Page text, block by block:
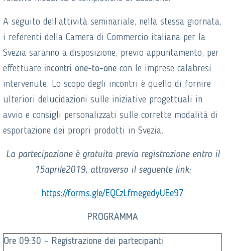
A seguito dell’attività seminariale, nella stessa giornata,
i referenti della Camera di Commercio italiana per la
Svezia saranno a disposizione, previo appuntamento, per
effettuare incontri one-to-one con le imprese calabresi
intervenute. Lo scopo degli incontri è quello di fornire
ulteriori delucidazioni sulle iniziative progettuali in
avvio e consigli personalizzati sulle corrette modalità di
esportazione dei propri prodotti in Svezia.
La partecipazione è gratuita previa registrazione entro il
15aprile2019, attraverso il seguente link:
https://forms.gle/EQCzLfmegedyUEe97
PROGRAMMA
Ore 09:30 – Registrazione dei partecipanti